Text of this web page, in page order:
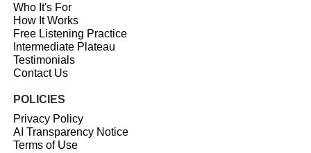
Who It's For
How It Works
Free Listening Practice
Intermediate Plateau
Testimonials
Contact Us
POLICIES
Privacy Policy
AI Transparency Notice
Terms of Use